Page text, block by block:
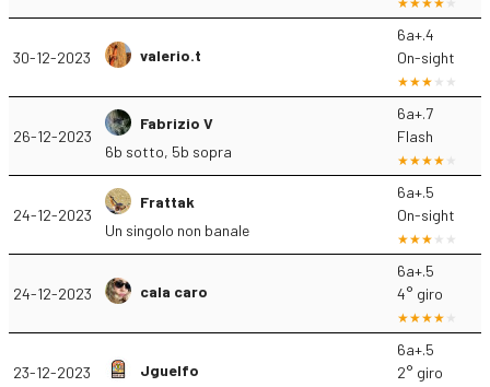
30-12-2023 valerio.t
6a+.4
On-sight
26-12-2023
Fabrizio V
6b sotto, 5b sopra
6a+.7
Flash
24-12-2023
Frattak
Un singolo non banale
6a+.5
On-sight
24-12-2023 cala caro
6a+.5
4° giro
23-12-2023 Jguelfo
6a+.5
2° giro